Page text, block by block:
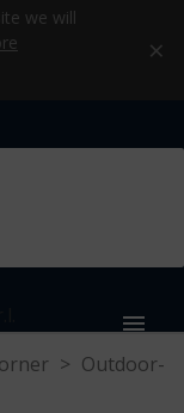
we will
×
> Outdoor-